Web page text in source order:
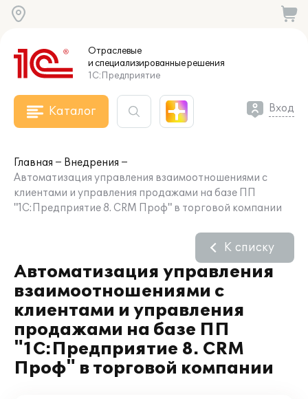
Отраслевые
и специализированныерешения
1С:Предприятие
Каталог Вход
Главная
Внедрения
Автоматизация управления взаимоотношениями с
клиентами и управления продажами на базе ПП
"1С:Предприятие 8. CRM Проф" в торговой компании
Автоматизация управления
взаимоотношениями с
клиентами и управления
продажами на базе ПП
"1С:Предприятие 8. CRM
Проф" в торговой компании
К списку